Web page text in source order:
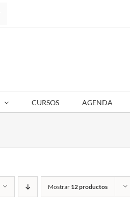
CURSOS AGENDA
Mostrar 12 productos